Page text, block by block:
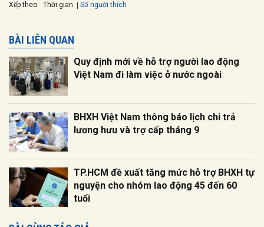
Xếp theo: Thời gian Số người thích
BÀI LIÊN QUAN
Quy định mới về hỗ trợ người lao động
Việt Nam đi làm việc ở nước ngoài
BHXH Việt Nam thông báo lịch chi trả
lương hưu và trợ cấp tháng 9
TP.HCM đề xuất tăng mức hỗ trợ BHXH tự
nguyện cho nhóm lao động 45 đến 60
tuổi